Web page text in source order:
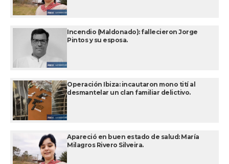
Incendio (Maldonado): fallecieron Jorge
Pintos y su esposa.
Operación Ibiza: incautaron mono tití al
desmantelar un clan familiar delictivo.
Apareció en buen estado de salud: María
Milagros Rivero Silveira.